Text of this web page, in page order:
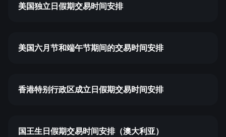
美国独立日假期交易时间安排
美国六月节和端午节期间的交易时间安排
香港特别行政区成立日假期交易时间安排
国王生日假期交易时间安排（澳大利亚）